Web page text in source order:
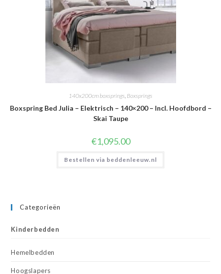
140x200cm boxsprings, Boxsprings
Boxspring Bed Julia – Elektrisch – 140×200 – Incl. Hoofdbord –
Skai Taupe
€1,095.00
Bestellen via beddenleeuw.nl
Categorieën
Kinderbedden
Hemelbedden
Hoogslapers